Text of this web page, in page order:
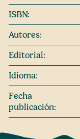
ISBN:
Autores:
Editorial:
Idioma:
Fecha
publicación: